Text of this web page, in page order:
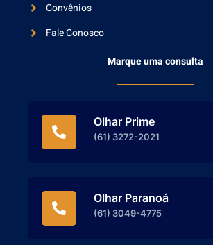
Convênios
Fale Conosco
Marque uma consulta
Olhar Prime
(61) 3272-2021
Olhar Paranoá
(61) 3049-4775